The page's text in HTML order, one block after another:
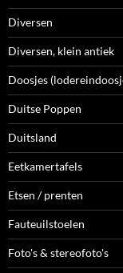
Diversen
Diversen, klein antiek
Doosjes
Duitse Poppen
Duitsland
Eetkamertafels
Etsen / prenten
Fauteuilstoelen
Foto's & stereofoto's